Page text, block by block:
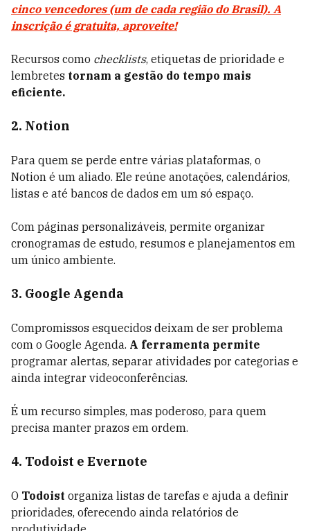
cinco vencedores (um de cada região do Brasil). A
inscrição é gratuita, aproveite!
Recursos como checklists, etiquetas de prioridade e
lembretes tornam a gestão do tempo mais
eficiente.
2. Notion
Para quem se perde entre várias plataformas, o
Notion é um aliado. Ele reúne anotações, calendários,
listas e até bancos de dados em um só espaço.
Com páginas personalizáveis, permite organizar
cronogramas de estudo, resumos e planejamentos em
um único ambiente.
3. Google Agenda
Compromissos esquecidos deixam de ser problema
com o Google Agenda. A ferramenta permite
programar alertas, separar atividades por categorias e
ainda integrar videoconferências.
É um recurso simples, mas poderoso, para quem
precisa manter prazos em ordem.
4. Todoist e Evernote
O Todoist organiza listas de tarefas e ajuda a definir
prioridades, oferecendo ainda relatórios de